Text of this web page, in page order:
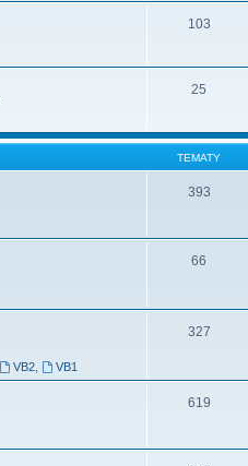
103
25
TEMATY
393
66
VB2, VB1
327
619